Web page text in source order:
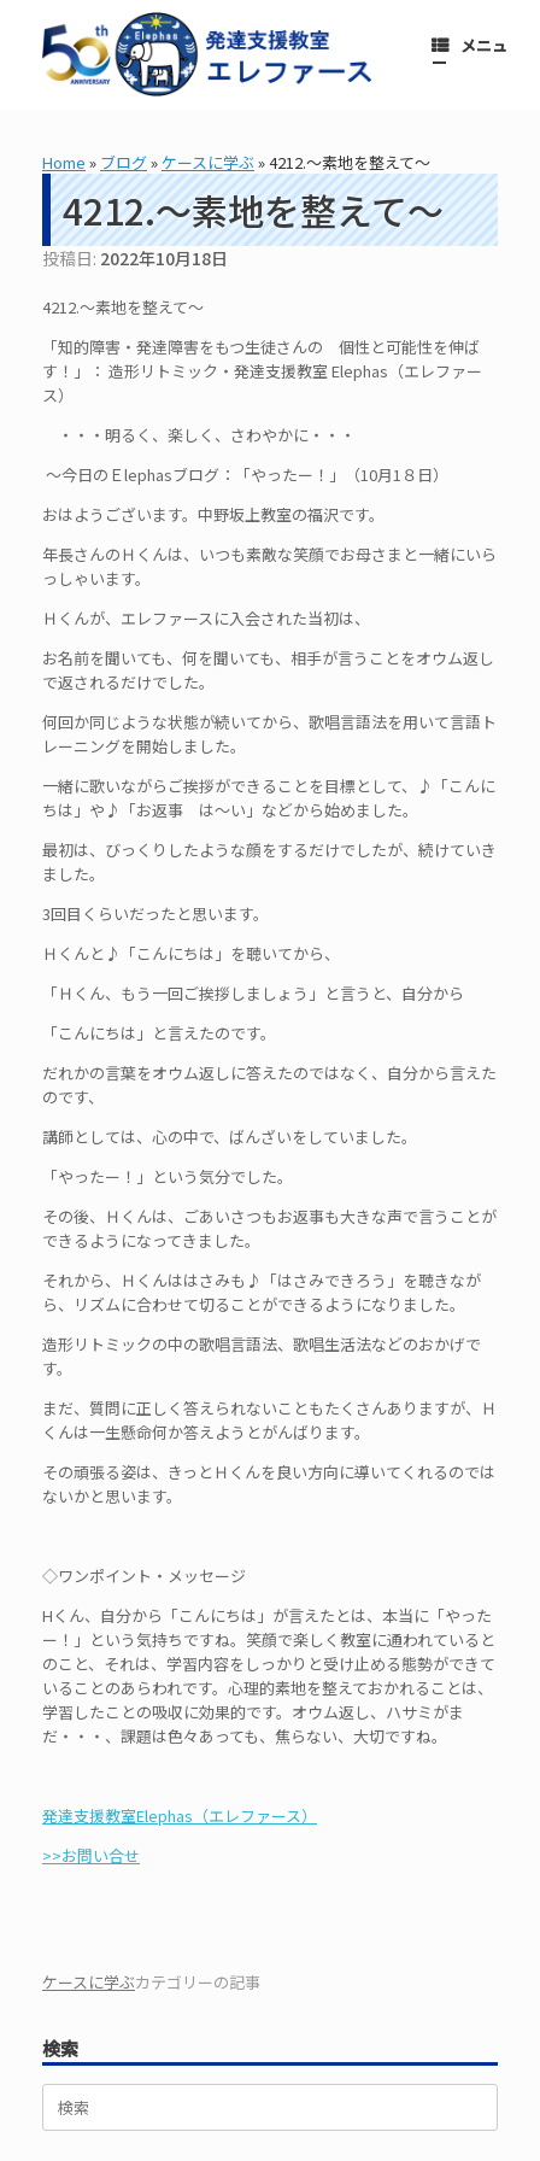
メニュ
ー
Home » ブログ»ケースに学ぶ »4212.～素地を整えて～
4212.～素地を整えて～
投稿日: 2022年10月18日
4212.～素地を整えて～
「知的障害・発達障害をもつ生徒さんの 個性と可能性を伸ば
す！」： 造形リトミック・発達支援教室 Elephas（エレファー
ス）
・・・明るく、楽しく、さわやかに・・・
～今日のＥlephasブログ：「やったー！」（10月1８日）
おはようございます。中野坂上教室の福沢です。
年長さんのＨくんは、いつも素敵な笑顔でお母さまと一緒にいら
っしゃいます。
Ｈくんが、エレファースに入会された当初は、
お名前を聞いても、何を聞いても、相手が言うことをオウム返し
で返されるだけでした。
何回か同じような状態が続いてから、歌唱言語法を用いて言語ト
レーニングを開始しました。
一緒に歌いながらご挨拶ができることを目標として、♪「こんに
ちは」や♪「お返事 は～い」などから始めました。
最初は、びっくりしたような顔をするだけでしたが、続けていき
ました。
3回目くらいだったと思います。
Ｈくんと♪「こんにちは」を聴いてから、
「Ｈくん、もう一回ご挨拶しましょう」と言うと、自分から
「こんにちは」と言えたのです。
だれかの言葉をオウム返しに答えたのではなく、自分から言えた
のです、
講師としては、心の中で、ばんざいをしていました。
「やったー！」という気分でした。
その後、Ｈくんは、ごあいさつもお返事も大きな声で言うことが
できるようになってきました。
それから、Ｈくんははさみも♪「はさみできろう」を聴きなが
ら、リズムに合わせて切ることができるようになりました。
造形リトミックの中の歌唱言語法、歌唱生活法などのおかげで
す。
まだ、質問に正しく答えられないこともたくさんありますが、Ｈ
くんは一生懸命何か答えようとがんばります。
その頑張る姿は、きっとＨくんを良い方向に導いてくれるのでは
ないかと思います。
◇ワンポイント・メッセージ
Hくん、自分から「こんにちは」が言えたとは、本当に「やった
ー！」という気持ちですね。笑顔で楽しく教室に通われていると
のこと、それは、学習内容をしっかりと受け止める態勢ができて
いることのあらわれです。心理的素地を整えておかれることは、
学習したことの吸収に効果的です。オウム返し、ハサミがま
だ・・・、課題は色々あっても、焦らない、大切ですね。
発達支援教室Elephas（エレファース）
>>お問い合せ
ケースに学ぶカテゴリーの記事
検索